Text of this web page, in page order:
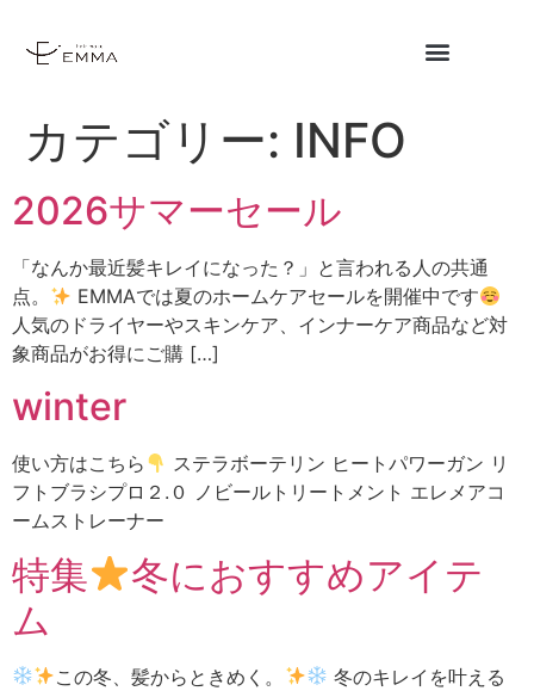
カテゴリー: INFO
2026サマーセール
「なんか最近髪キレイになった？」と言われる人の共通
点。
EMMAでは夏のホームケアセールを開催中です
人気のドライヤーやスキンケア、インナーケア商品など対
象商品がお得にご購 […]
winter
使い方はこちら
ステラボーテリン ヒートパワーガン リ
フトブラシプロ２.０ ノビールトリートメント エレメアコ
ームストレーナー
特集
冬におすすめアイテ
ム
この冬、髪からときめく。
冬のキレイを叶える